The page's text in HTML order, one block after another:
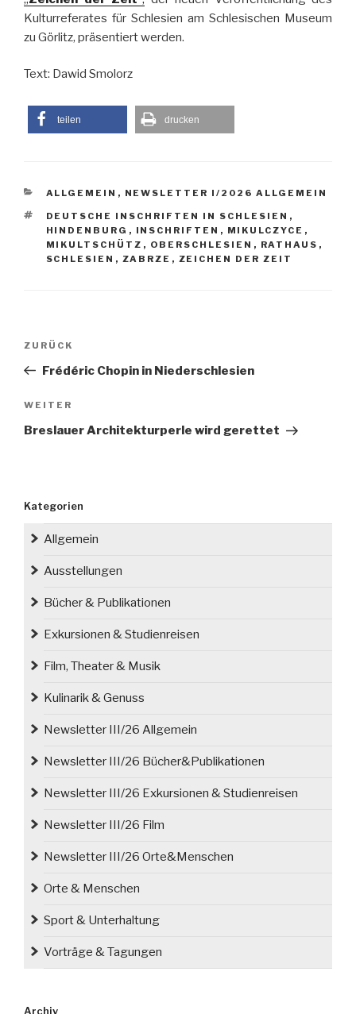
Kulturreferates für Schlesien am Schlesischen Museum
zu Görlitz, präsentiert werden.
Text: Dawid Smolorz
teilen drucken
KATEGORIEN
ALLGEMEIN , NEWSLETTER I/2026 ALLGEMEIN
SCHLAGWÖRTER
DEUTSCHE INSCHRIFTEN IN SCHLESIEN ,
HINDENBURG , INSCHRIFTEN , MIKULCZYCE ,
MIKULTSCHÜTZ , OBERSCHLESIEN , RATHAUS ,
SCHLESIEN , ZABRZE , ZEICHEN DER ZEIT
Vorheriger
Beitrag
ZURÜCK
Frédéric Chopin in Niederschlesien
Nächster
Beitrag
WEITER
Breslauer Architekturperle wird gerettet
Kategorien
Allgemein
Ausstellungen
Bücher & Publikationen
Exkursionen & Studienreisen
Film, Theater & Musik
Kulinarik & Genuss
Newsletter III/26 Allgemein
Newsletter III/26 Bücher&Publikationen
Newsletter III/26 Exkursionen & Studienreisen
Newsletter III/26 Film
Newsletter III/26 Orte&Menschen
Orte & Menschen
Sport & Unterhaltung
Vorträge & Tagungen
Archiv